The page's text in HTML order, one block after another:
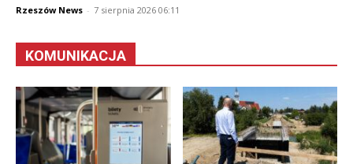
Rzeszów News - 7 sierpnia 2026 06:11
KOMUNIKACJA